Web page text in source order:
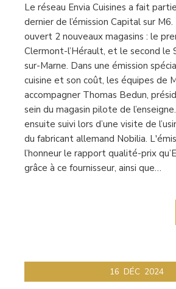
Le réseau Envia Cuisines a fait
dernier de l’émission Capital sur
ouvert 2 nouveaux magasins : le
Clermont-l’Hérault, et le second le
sur-Marne. Dans une émission
cuisine et son coût, les équipes de
accompagner Thomas Bedun,
sein du magasin pilote de
ensuite suivi lors d’une visite de
du fabricant allemand Nobilia.
l’honneur le rapport qualité-prix
grâce à ce fournisseur, ainsi que…
16 DÉC 2024